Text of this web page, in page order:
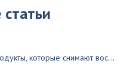
которые снимают вос...